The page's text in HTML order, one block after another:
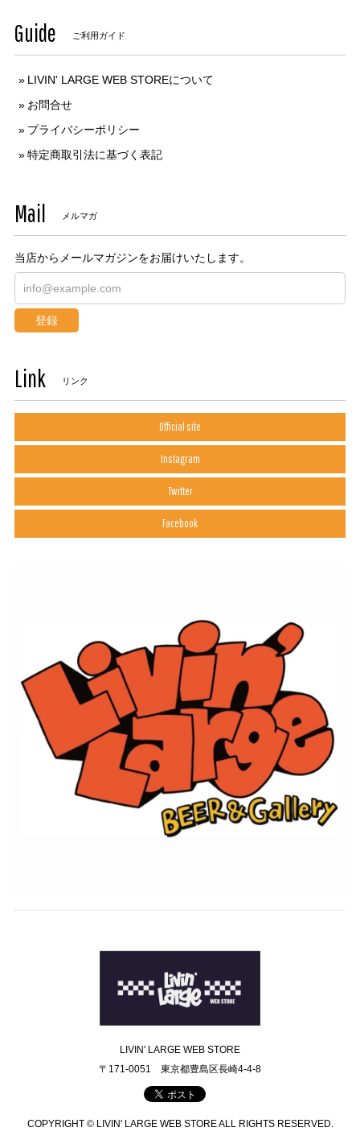
Guide ご利用ガイド
LIVIN' LARGE WEB STOREについて
お問合せ
プライバシーポリシー
特定商取引法に基づく表記
Mail メルマガ
当店からメールマガジンをお届けいたします。
登録
Link リンク
Official site
Instagram
Twitter
Facebook
LIVIN' LARGE WEB STORE
〒171-0051 東京都豊島区長崎4-4-8
COPYRIGHT © LIVIN' LARGE WEB STORE ALL RIGHTS RESERVED.